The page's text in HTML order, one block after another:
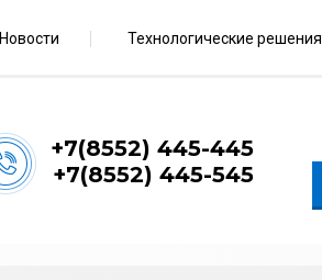
Новости Технологические решения
+7(8552) 445-445
+7(8552) 445-545